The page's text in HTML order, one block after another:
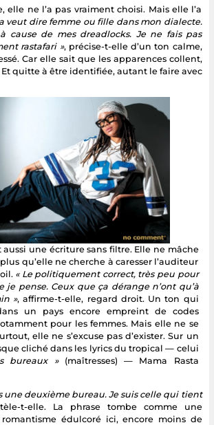
elle ne l’a pas vraiment choisi. Mais elle l’a
veut dire femme ou fille dans mon dialecte.
à cause de mes dreadlocks. Je ne fais pas
rastafari », précise-t-elle d’un ton calme,
Car elle sait que les apparences collent,
Et quitte à être identifiée, autant le faire avec
aussi une écriture sans filtre. Elle ne mâche
qu’elle ne cherche à caresser l’auditeur
« Le politiquement correct, très peu pour
je pense. Ceux que ça dérange n’ont qu’à
», affirme-t-elle, regard droit. Un ton qui
un pays encore empreint de codes
pour les femmes. Mais elle ne se
elle ne s’excuse pas d’exister. Sur un
cliché dans les lyrics du tropical — celui
bureaux »(maîtresses) — Mama Rasta
une deuxième bureau. Je suis celle qui tient
t-elle. La phrase tombe comme une
romantisme édulcoré ici, encore moins de